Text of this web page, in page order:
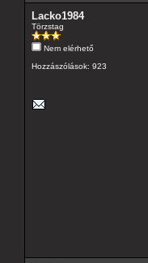
Lacko1984
Törzstag
Nem elérhető
Hozzászólások: 923